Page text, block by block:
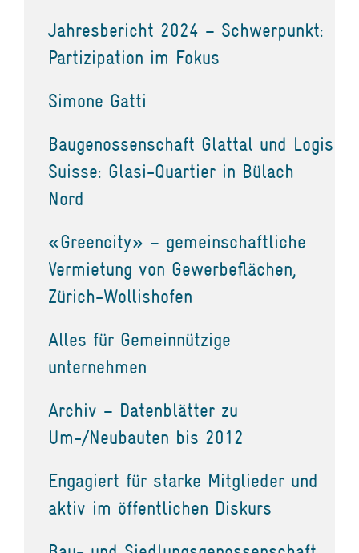
Jahresbericht 2024 – Schwerpunkt:
Partizipation im Fokus
Simone Gatti
Baugenossenschaft Glattal und Logis
Suisse: Glasi-Quartier in Bülach
Nord
«Greencity» – gemeinschaftliche
Vermietung von Gewerbeflächen,
Zürich-Wollishofen
Alles für Gemeinnützige
unternehmen
Archiv – Datenblätter zu
Um-/Neubauten bis 2012
Engagiert für starke Mitglieder und
aktiv im öffentlichen Diskurs